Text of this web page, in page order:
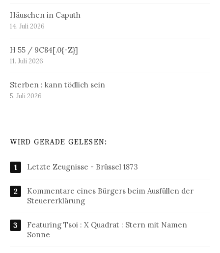
Häuschen in Caputh
14. Juli 2026
H 55 / 9C84[.0{-Z}]
11. Juli 2026
Sterben : kann tödlich sein
5. Juli 2026
WIRD GERADE GELESEN:
Letzte Zeugnisse - Brüssel 1873
Kommentare eines Bürgers beim Ausfüllen der
Steuererklärung
Featuring Tsoi : X Quadrat : Stern mit Namen
Sonne